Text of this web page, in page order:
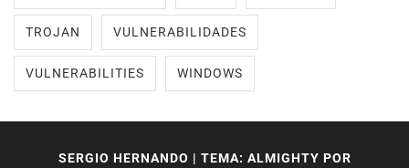
TROJAN VULNERABILIDADES
VULNERABILITIES WINDOWS
SERGIO HERNANDO | TEMA: ALMIGHTY POR